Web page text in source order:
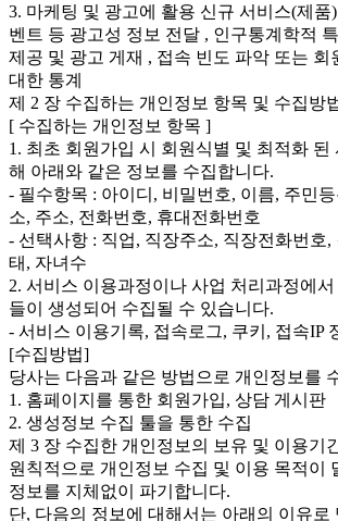
3. 마케팅 및 광고에 활용 신규 서비스(제품)
벤트 등 광고성 정보 전달 , 인구통계학적
제공 및 광고 게재 , 접속 빈도 파악 또는 회
대한 통계
제 2 장 수집하는 개인정보 항목 및 수집방
[ 수집하는 개인정보 항목 ]
1. 최초 회원가입 시 회원식별 및 최적화 된
해 아래와 같은 정보를 수집합니다.
- 필수항목 : 아이디, 비밀번호, 이름, 주민
소, 주소, 전화번호, 휴대전화번호
- 선택사항 : 직업, 직장주소, 직장전화번호,
태, 자녀수
2. 서비스 이용과정이나 사업 처리과정에
들이 생성되어 수집될 수 있습니다.
- 서비스 이용기록, 접속로그, 쿠키, 접속IP
[수집방법]
당사는 다음과 같은 방법으로 개인정보를
1. 홈페이지를 통한 회원가입, 상담 게시판
2. 생성정보 수집 툴을 통한 수집
제 3 장 수집한 개인정보의 보유 및 이용기
원칙적으로 개인정보 수집 및 이용 목적이
정보를 지체없이 파기합니다.
단, 다음의 정보에 대해서는 아래의 이유로